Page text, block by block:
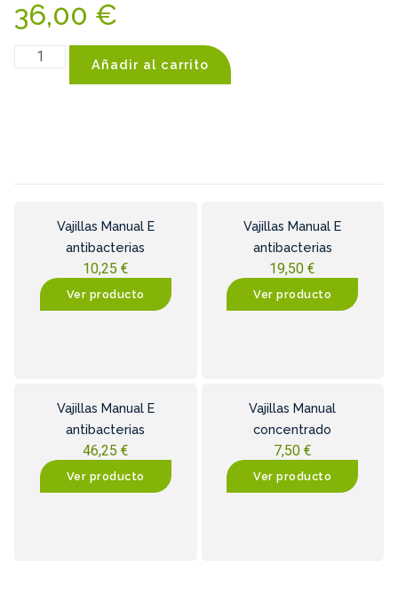
36,00 €
Añadir al carrito
Vajillas Manual E
antibacterias
10,25 €
Ver producto
Vajillas Manual E
antibacterias
19,50€
Ver producto
Vajillas Manual E
antibacterias
46,25 €
Ver producto
Vajillas Manual
concentrado
7,50 €
Ver producto